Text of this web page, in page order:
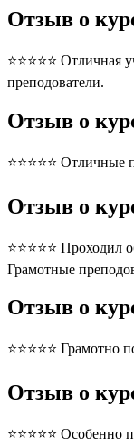
Отзыв о
⭐⭐⭐⭐⭐
преподователи.
Отзыв о
⭐⭐⭐⭐⭐
Отзыв о
⭐⭐⭐⭐⭐
Грамотные
Отзыв о
⭐⭐⭐⭐⭐
Отзыв о
⭐⭐⭐⭐⭐